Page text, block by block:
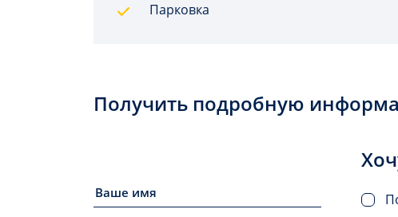
Парковка
Получить подробную